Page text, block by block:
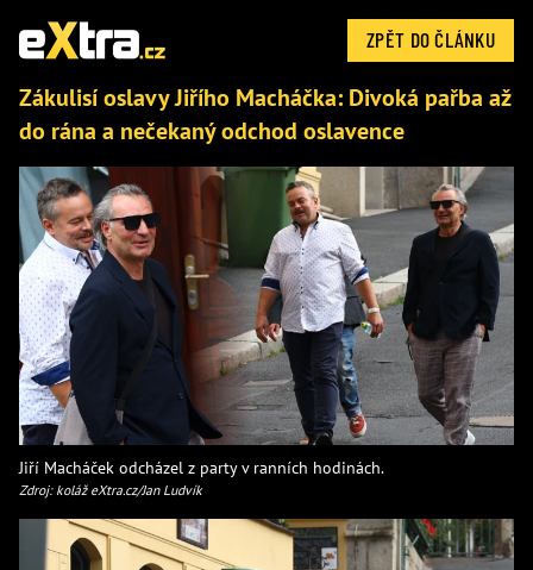
ZPĚT DO ČLÁNKU
Zákulisí oslavy Jiřího Macháčka: Divoká pařba až
do rána a nečekaný odchod oslavence
Jiří Macháček odcházel z party v ranních hodinách.
Zdroj: koláž eXtra.cz/Jan Ludvík